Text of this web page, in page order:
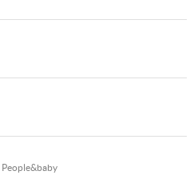
People&baby